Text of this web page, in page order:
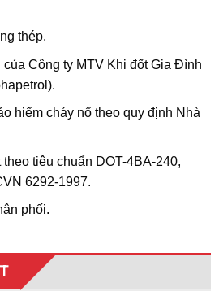
thép.
của Công ty MTV Khi đốt Gia Đình
hiểm cháy nổ theo quy định Nhà
tiêu chuẩn DOT-4BA-240,
6292-1997.
phối.